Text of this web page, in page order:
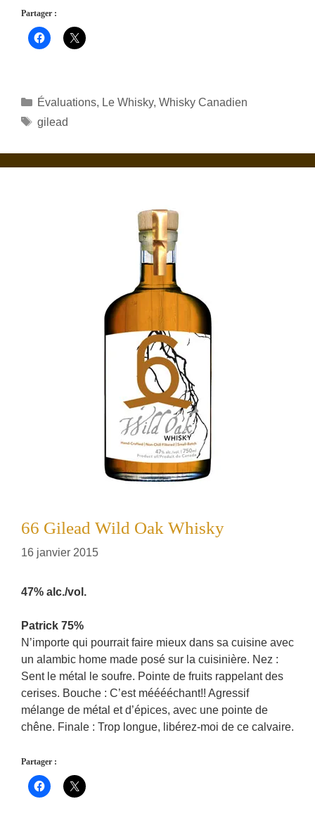
Partager :
Catégories
Évaluations, Le Whisky, Whisky Canadien
Étiquettes
gilead
66 Gilead Wild Oak Whisky
16 janvier 2015
47% alc./vol.
Patrick 75%
N’importe qui pourrait faire mieux dans sa cuisine avec
un alambic home made posé sur la cuisinière. Nez :
Sent le métal le soufre. Pointe de fruits rappelant des
cerises. Bouche : C’est mééééchant!! Agressif
mélange de métal et d’épices, avec une pointe de
chêne. Finale : Trop longue, libérez-moi de ce calvaire.
Partager :